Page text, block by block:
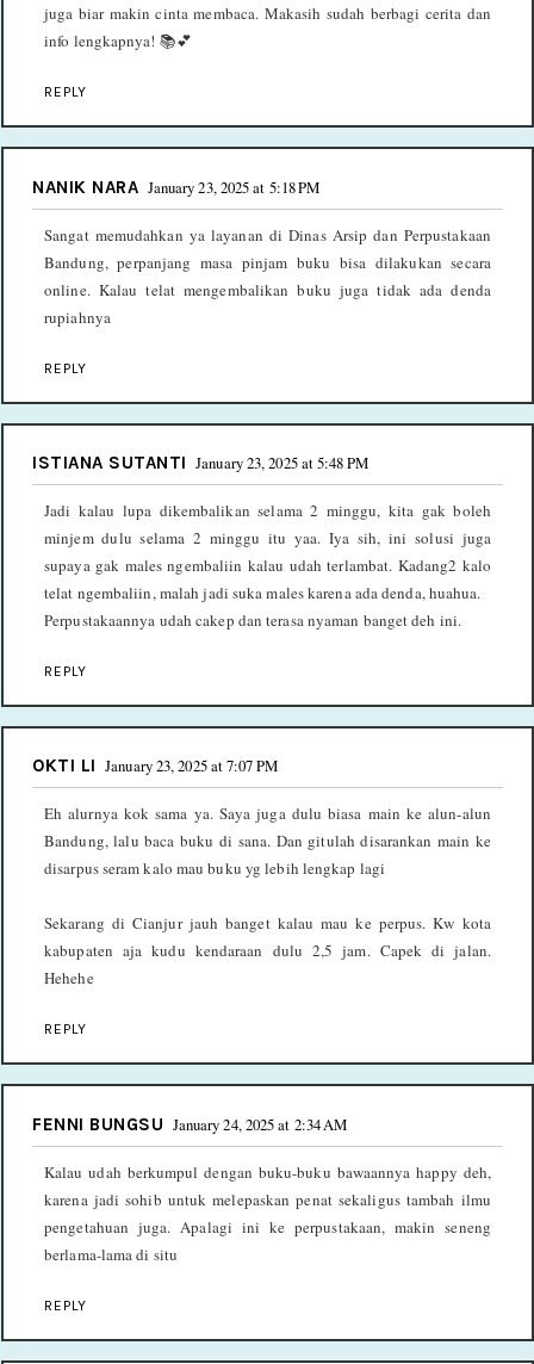
juga biar makin cinta membaca. Makasih sudah berbagi cerita dan
info lengkapnya! 📚💕
REPLY
NANIK NARA January 23, 2025 at 5:18 PM
Sangat memudahkan ya layanan di Dinas Arsip dan Perpustakaan
Bandung, perpanjang masa pinjam buku bisa dilakukan secara
online. Kalau telat mengembalikan buku juga tidak ada denda
rupiahnya
REPLY
ISTIANA SUTANTI January 23, 2025 at 5:48 PM
Jadi kalau lupa dikembalikan selama 2 minggu, kita gak boleh
minjem dulu selama 2 minggu itu yaa. Iya sih, ini solusi juga
supaya gak males ngembaliin kalau udah terlambat. Kadang2 kalo
telat ngembaliin, malah jadi suka males karena ada denda, huahua.
Perpustakaannya udah cakep dan terasa nyaman banget deh ini.
REPLY
OKTI LI January 23, 2025 at 7:07 PM
Eh alurnya kok sama ya. Saya juga dulu biasa main ke alun-alun
Bandung, lalu baca buku di sana. Dan gitulah disarankan main ke
disarpus seram kalo mau buku yg lebih lengkap lagi
Sekarang di Cianjur jauh banget kalau mau ke perpus. Kw kota
kabupaten aja kudu kendaraan dulu 2,5 jam. Capek di jalan.
Hehehe
REPLY
FENNI BUNGSU January 24, 2025 at 2:34 AM
Kalau udah berkumpul dengan buku-buku bawaannya happy deh,
karena jadi sohib untuk melepaskan penat sekaligus tambah ilmu
pengetahuan juga. Apalagi ini ke perpustakaan, makin seneng
berlama-lama di situ
REPLY